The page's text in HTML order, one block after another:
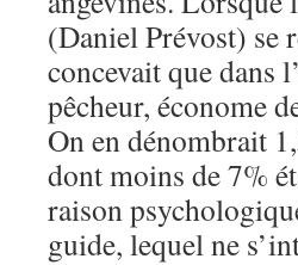
(Daniel Prévost) se
concevait que dans
pêcheur, économe
On en dénombrait
dont moins de 7%
raison
guide, lequel ne